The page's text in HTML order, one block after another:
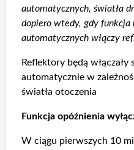
automatycznych, światła
dopiero wtedy, gdy
automatycznych włączy
Reflektory będą włączały
automatycznie w
światła otoczenia
Funkcja opóźnienia
W ciągu pierwszych 10